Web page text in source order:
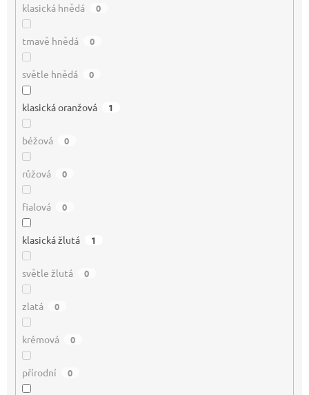
klasická hnědá 0
tmavě hnědá 0
světle hnědá 0
klasická oranžová 1
béžová 0
růžová 0
fialová 0
klasická žlutá 1
světle žlutá 0
zlatá 0
krémová 0
přírodní 0